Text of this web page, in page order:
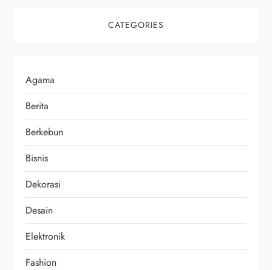
CATEGORIES
Agama
Berita
Berkebun
Bisnis
Dekorasi
Desain
Elektronik
Fashion